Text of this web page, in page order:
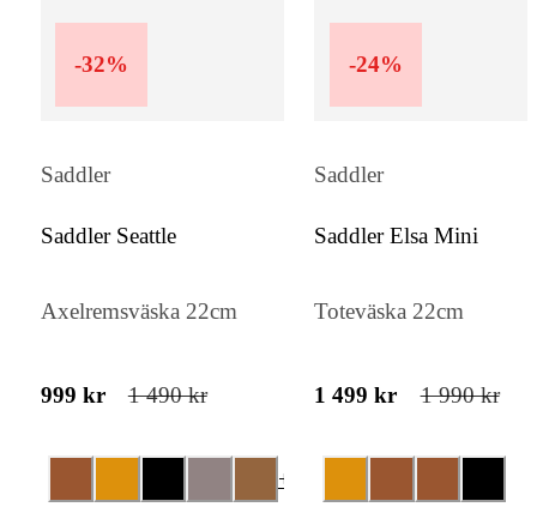
-32%
Saddler
Saddler Seattle
Axelremsväska 22cm
999 kr 1 490 kr
+
-24%
Saddler
Saddler Elsa Mini
Toteväska 22cm
1 499 kr 1 990 kr